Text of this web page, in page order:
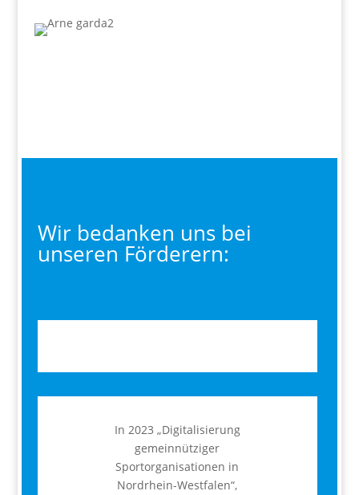
Wir bedanken uns bei
unseren Förderern:
In 2023 „Digitalisierung
gemeinnütziger
Sportorganisationen in
Nordrhein-Westfalen“,